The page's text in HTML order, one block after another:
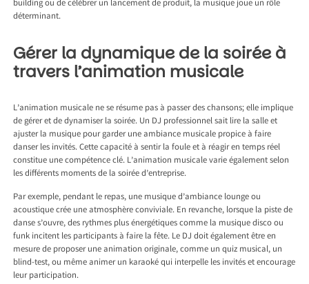
building ou de célébrer un lancement de produit, la musique joue un rôle
déterminant.
Gérer la dynamique de la soirée à
travers l’animation musicale
L’animation musicale ne se résume pas à passer des chansons; elle implique
de gérer et de dynamiser la soirée. Un DJ professionnel sait lire la salle et
ajuster la musique pour garder une ambiance musicale propice à faire
danser les invités. Cette capacité à sentir la foule et à réagir en temps réel
constitue une compétence clé. L’animation musicale varie également selon
les différents moments de la soirée d’entreprise.
Par exemple, pendant le repas, une musique d’ambiance lounge ou
acoustique crée une atmosphère conviviale. En revanche, lorsque la piste de
danse s’ouvre, des rythmes plus énergétiques comme la musique disco ou
funk incitent les participants à faire la fête. Le DJ doit également être en
mesure de proposer une animation originale, comme un quiz musical, un
blind-test, ou même animer un karaoké qui interpelle les invités et encourage
leur participation.